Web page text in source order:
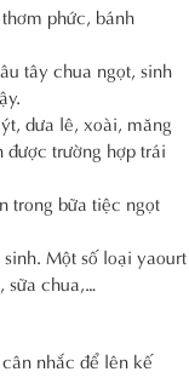
phức, bánh
tây chua ngọt, sinh
dưa lê, xoài, măng
trường hợp trái
trong bữa tiệc ngọt
Một số loại yaourt
sữa chua,…
nhắc để lên kế